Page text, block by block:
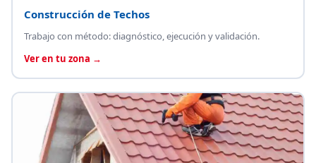
Construcción de Techos
Trabajo con método: diagnóstico, ejecución y validación.
Ver en tu zona →